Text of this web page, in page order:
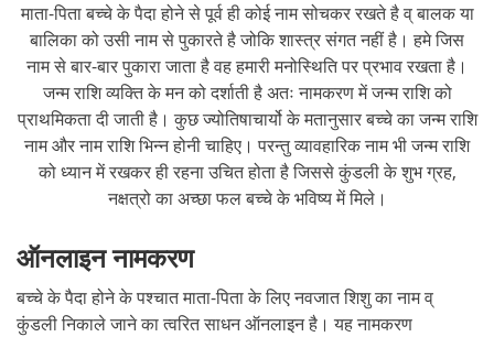
माता-पिता बच्चे के पैदा होने से पूर्व ही कोई नाम सोचकर रखते है व् बालक या
बालिका को उसी नाम से पुकारते है जोकि शास्त्र संगत नहीं है। हमे जिस
नाम से बार-बार पुकारा जाता है वह हमारी मनोस्थिति पर प्रभाव रखता है।
जन्म राशि व्यक्ति के मन को दर्शाती है अतः नामकरण में जन्म राशि को
प्राथमिकता दी जाती है। कुछ ज्योतिषाचार्यो के मतानुसार बच्चे का जन्म राशि
नाम और नाम राशि भिन्न होनी चाहिए। परन्तु व्यावहारिक नाम भी जन्म राशि
को ध्यान में रखकर ही रहना उचित होता है जिससे कुंडली के शुभ ग्रह,
नक्षत्रो का अच्छा फल बच्चे के भविष्य में मिले।
ऑनलाइन नामकरण
बच्चे के पैदा होने के पश्चात माता-पिता के लिए नवजात शिशु का नाम व्
कुंडली निकाले जाने का त्वरित साधन ऑनलाइन है। यह नामकरण